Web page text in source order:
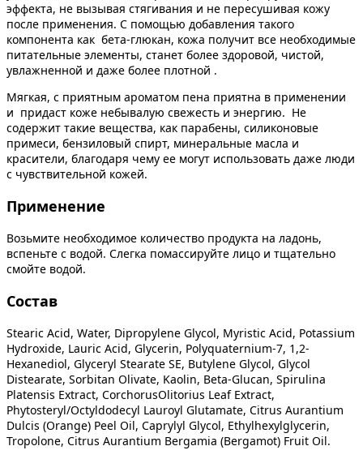
эффекта, не вызывая стягивания и не пересушивая кожу
после применения. С помощью добавления такого
компонента как бета-глюкан, кожа получит все необходимые
питательные элементы, станет более здоровой, чистой,
увлажненной и даже более плотной .
Мягкая, с приятным ароматом пена приятна в применении
и придаст коже небывалую свежесть и энергию. Не
содержит такие вещества, как парабены, силиконовые
примеси, бензиловый спирт, минеральные масла и
красители, благодаря чему ее могут использовать даже люди
с чувствительной кожей.
Применение
Возьмите необходимое количество продукта на ладонь,
вспеньте с водой. Слегка помассируйте лицо и тщательно
смойте водой.
Состав
Stearic Acid, Water, Dipropylene Glycol, Myristic Acid, Potassium
Hydroxide, Lauric Acid, Glycerin, Polyquaternium-7, 1,2-
Hexanediol, Glyceryl Stearate SE, Butylene Glycol, Glycol
Distearate, Sorbitan Olivate, Kaolin, Beta-Glucan, Spirulina
Platensis Extract, CorchorusOlitorius Leaf Extract,
Phytosteryl/Octyldodecyl Lauroyl Glutamate, Citrus Aurantium
Dulcis (Orange) Peel Oil, Caprylyl Glycol, Ethylhexylglycerin,
Tropolone, Citrus Aurantium Bergamia (Bergamot) Fruit Oil.